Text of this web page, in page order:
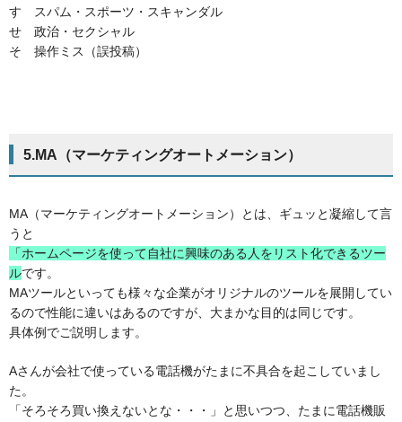
す スパム・スポーツ・スキャンダル
せ 政治・セクシャル
そ 操作ミス（誤投稿）
5.MA（マーケティングオートメーション）
MA（マーケティングオートメーション）とは、ギュッと凝縮して言
うと
「ホームページを使って自社に興味のある人をリスト化できるツー
ルです。
MAツールといっても様々な企業がオリジナルのツールを展開してい
るので性能に違いはあるのですが、大まかな目的は同じです。
具体例でご説明します。
Aさんが会社で使っている電話機がたまに不具合を起こしていまし
た。
「そろそろ買い換えないとな・・・」と思いつつ、たまに電話機販